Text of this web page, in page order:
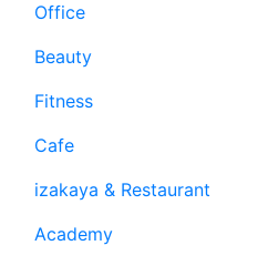
Office
Beauty
Fitness
Cafe
izakaya & Restaurant
Academy